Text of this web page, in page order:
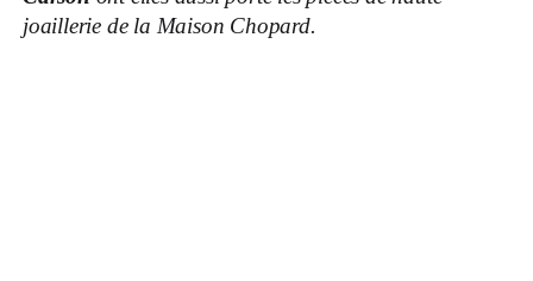
joaillerie de la Maison Chopard.